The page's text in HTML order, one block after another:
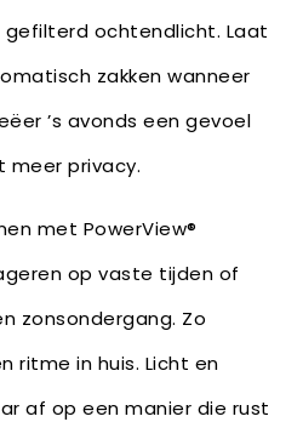
gefilterd ochtendlicht. Laat
zakken wanneer
’s avonds een gevoel
meer privacy.
met PowerView®
op vaste tijden of
zonsondergang. Zo
ritme in huis. Licht en
af op een manier die rust